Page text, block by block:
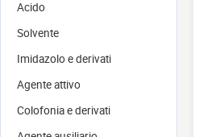
Acido
Solvente
Imidazolo e derivati
Agente attivo
Colofonia e derivati